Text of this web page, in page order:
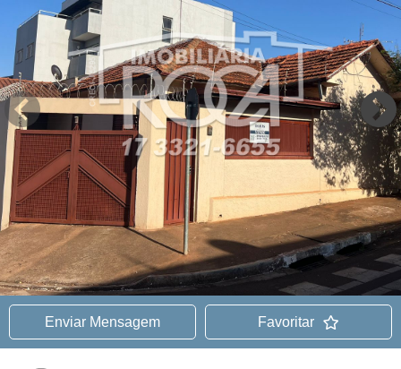
Enviar Mensagem Favoritar